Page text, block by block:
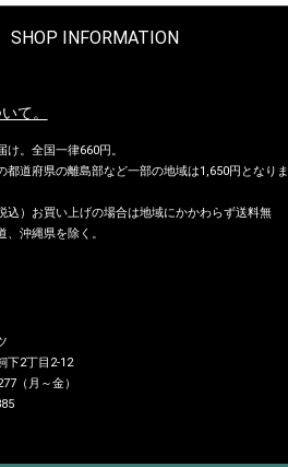
SHOP INFORMATION
て。
。全国一律660円。
都道府県の離島部など一部の地域は1,650円となりま
込）お買い上げの場合は地域にかかわらず送料無
沖縄県を除く。
下2丁目2-12
（月～金）